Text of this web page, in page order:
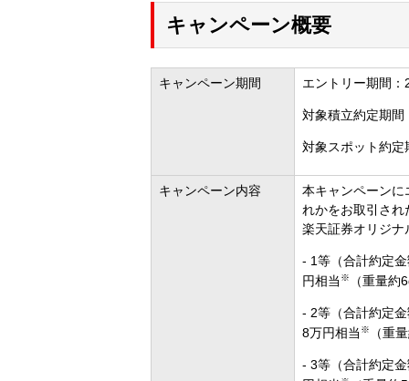
キャンペーン概要
キャンペーン期間 エントリー期間
対象積立約定期
対象スポット約
キャンペーン内容
本キャンペーンに
れかをお取引され
楽天証券オリジナ
- 1等（合計約定
円相当 ※ （重量
- 2等（合計約定
8万円相当 ※ （重
- 3等（合計約定